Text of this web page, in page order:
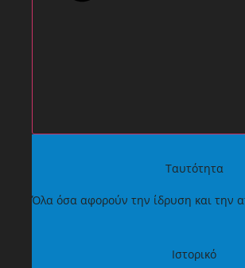
Ταυτότητα
Όλα όσα αφορούν την ίδρυση και την
Ιστορικό